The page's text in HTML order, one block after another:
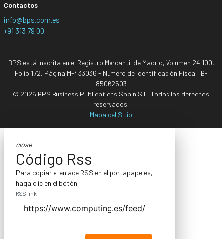
Contactos
info@bps.com.es
+91 313 79 00
BPS está inscrita en el Registro Mercantil de Madrid, Volumen 24.100,
Folio 172, Página M-433036 - Número de Identificación Fiscal: B-
85062503
© 2026 BPS Business Publications Spain S.L. Todos los derechos
reservados.
Mapa del Sitio
close
Código Rss
Para copiar el enlace RSS en el portapapeles,
haga clic en el botón.
RSS link